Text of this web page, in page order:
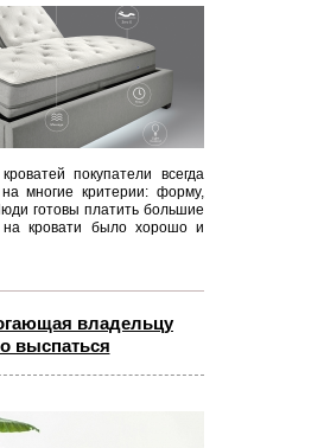
покупатели всегда
многие критерии: форму,
готовы платить большие
кровати было хорошо и
владельцу
выспаться